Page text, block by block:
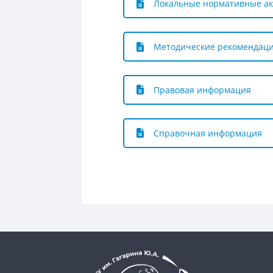
Локальные нормативные
Методические
Правовая информация
Справочная информация